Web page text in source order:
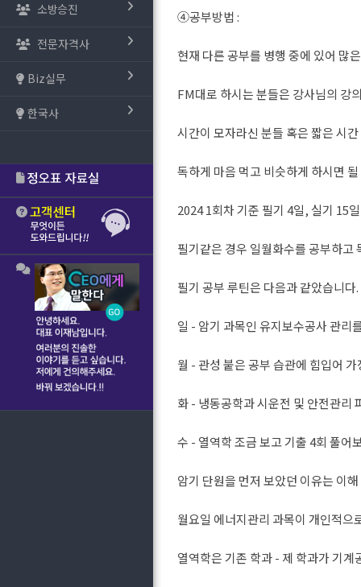
소방승진
전문자격사
Biz실무
한국사
④공부방법 :
현재 다른 공부를 병행 중에 있어 많
FM대로 하시는 분들은 강사님의 강
시간이 모자라신 분들 혹은 짧은 시
독하게 마음 먹고 비슷하게 하시면
2024 1회차 기준 필기 4일, 실기 15
필기같은 경우 일월화수를 공부하고
필기 공부 루틴은 다음과 같았습니다.
일 - 암기 과목인 유지보수공사 관리
월 - 관성 붙은 공부 습관에 힘입어
화 - 냉동공학과 시운전 및 안전관리
수 - 열역학 조금 보고 기출 4회 풀어
암기 단원을 먼저 보았던 이유는 이
월요일 에너지관리 과목이 개인적으
열역학은 기존 학과 - 제 학과가 기